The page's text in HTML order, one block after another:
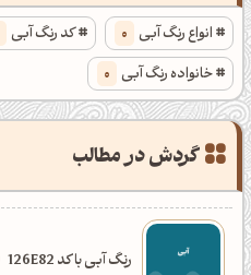
انواع رنگ آبی 0 کد رنگ آبی
خانواده رنگ آبی 0
گردش در مطالب
رنگ آبی با کد 126E82